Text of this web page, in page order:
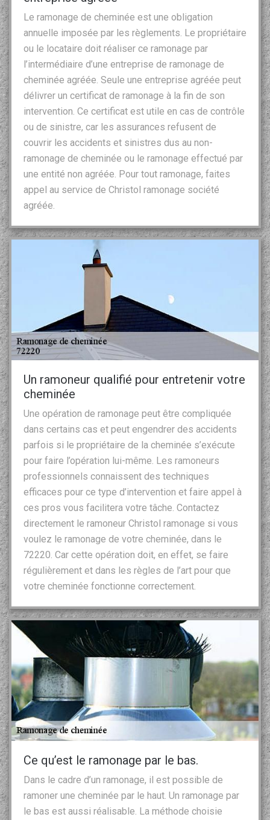
Le ramonage de cheminée est une obligation
annuelle imposée par les règlements. Le propriétaire
ou le locataire doit réaliser ce ramonage par
l’intermédiaire d’une entreprise de ramonage de
cheminée agréée. Seule une entreprise agréée peut
délivrer un certificat de ramonage à la fin de son
intervention. Ce certificat est utile en cas de contrôle
ou de sinistre, car les assurances refusent de
couvrir les accidents et sinistres dus au non-
ramonage de cheminée ou le ramonage effectué par
une entité non agréée. Pour tout ramonage, faites
appel au service de Christol ramonage société
agréée.
Un ramoneur qualifié pour entretenir votre
cheminée
Une opération de ramonage peut être compliquée
dans certains cas et peut engendrer des accidents
parfois si le propriétaire de la cheminée s’exécute
pour faire l’opération lui-même. Les ramoneurs
professionnels connaissent des techniques
efficaces pour ce type d’intervention et faire appel à
ces pros vous facilitera votre tâche. Contactez
directement le ramoneur Christol ramonage si vous
voulez le ramonage de votre cheminée, dans le
72220. Car cette opération doit, en effet, se faire
régulièrement et dans les règles de l’art pour que
votre cheminée fonctionne correctement.
Ce qu’est le ramonage par le bas.
Dans le cadre d’un ramonage, il est possible de
ramoner une cheminée par le haut. Un ramonage par
le bas est aussi réalisable. La méthode choisie